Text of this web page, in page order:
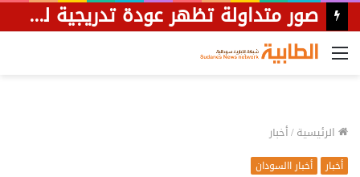
القائمة
الرئيسية/أخبار
أخبار أخبار االسودان